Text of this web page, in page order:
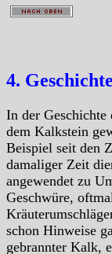
4.
In der Geschichte
dem Kalkstein
Beispiel seit den
damaliger Zeit
angewendet zu
Geschwüre,
schon Hinweise
gebrannter Kalk,